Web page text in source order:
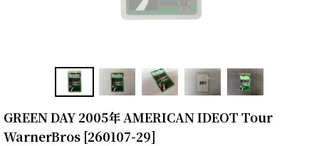
GREEN DAY 2005年 AMERICAN IDEOT Tour
WarnerBros [260107-29]